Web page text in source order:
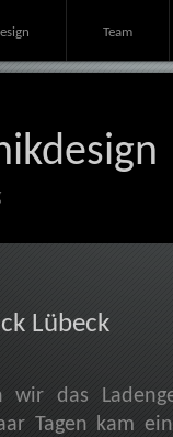
Team
Lübeck
wir das
Tagen kam